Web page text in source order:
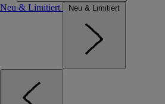
Neu & Limitiert Neu & Limitiert